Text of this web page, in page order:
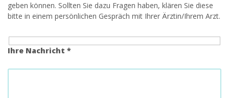
geben können. Sollten Sie dazu Fragen haben, klären Sie diese
bitte in einem persönlichen Gespräch mit Ihrer Ärztin/Ihrem Arzt.
Ihre Nachricht *